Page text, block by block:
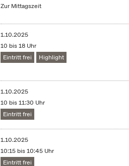
Zur Mittagszeit
1.10.2025
10 bis 18 Uhr
Eintritt frei
Highlight
1.10.2025
10 bis 11:30 Uhr
Eintritt frei
1.10.2025
10:15 bis 10:45 Uhr
Eintritt frei